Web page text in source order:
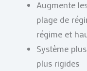
Augmente
plage de
régime et
Système
plus rigides